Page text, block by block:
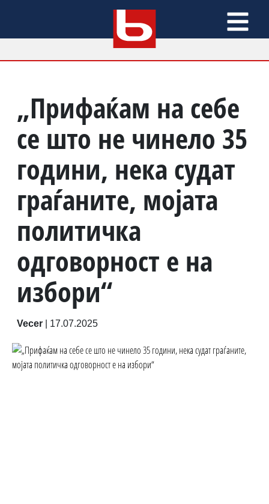
„Прифаќам на себе
се што не чинело 35
години, нека судат
граѓаните, мојата
политичка
одговорност е на
избори“
Vecer 17.07.2025